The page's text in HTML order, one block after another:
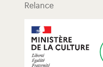
Relance